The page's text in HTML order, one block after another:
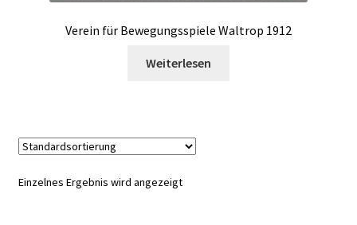
Verein für Bewegungsspiele Waltrop 1912
Weiterlesen
Einzelnes Ergebnis wird angezeigt